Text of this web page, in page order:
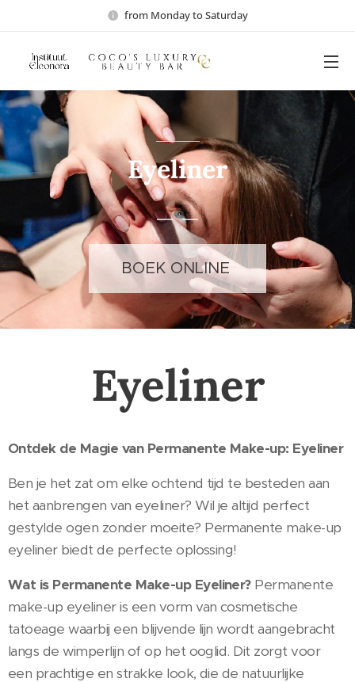
from Monday to Saturday
Eyeliner
BOEK ONLINE
Eyeliner
Ontdek de Magie van Permanente Make-up: Eyeliner
Ben je het zat om elke ochtend tijd te besteden aan
het aanbrengen van eyeliner? Wil je altijd perfect
gestylde ogen zonder moeite? Permanente make-up
eyeliner biedt de perfecte oplossing!
Wat is Permanente Make-up Eyeliner?Permanente
make-up eyeliner is een vorm van cosmetische
tatoeage waarbij een blijvende lijn wordt aangebracht
langs de wimperlijn of op het ooglid. Dit zorgt voor
een prachtige en strakke look, die de natuurlijke